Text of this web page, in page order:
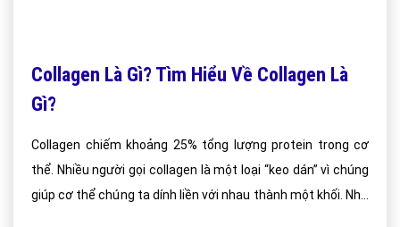
Collagen Là Gì? Tìm Hiểu Về Collagen Là
Gì?
Collagen chiếm khoảng 25% tổng lượng protein trong cơ
thể. Nhiều người gọi collagen là một loại “keo dán” vì chúng
giúp cơ thể chúng ta dính liền với nhau thành một khối. Nhờ